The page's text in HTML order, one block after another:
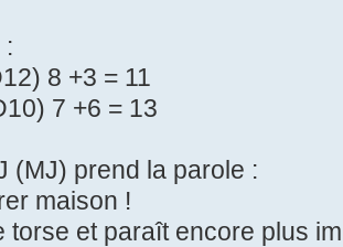
:
8 +3 = 11
7 +6 = 13
(MJ) prend la parole :
maison !
torse et paraît encore plus